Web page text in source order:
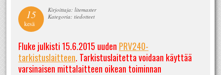
15
kesä
Kirjoittaja: litemaster
Kategoria: tiedotteet
Fluke julkisti 15.6.2015 uuden PRV240-
tarkistuslaitteen. Tarkistuslaitetta voidaan käyttää
varsinaisen mittalaitteen oikean toiminnan